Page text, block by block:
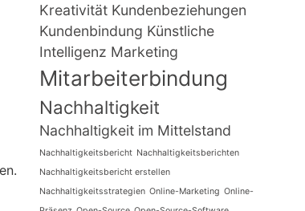
Kreativität Kundenbeziehungen
Kundenbindung Künstliche
Intelligenz Marketing
Mitarbeiterbindung
Nachhaltigkeit
Nachhaltigkeit im Mittelstand
Nachhaltigkeitsbericht Nachhaltigkeitsberichten
Nachhaltigkeitsbericht erstellen
Nachhaltigkeitsstrategien Online-Marketing Online-